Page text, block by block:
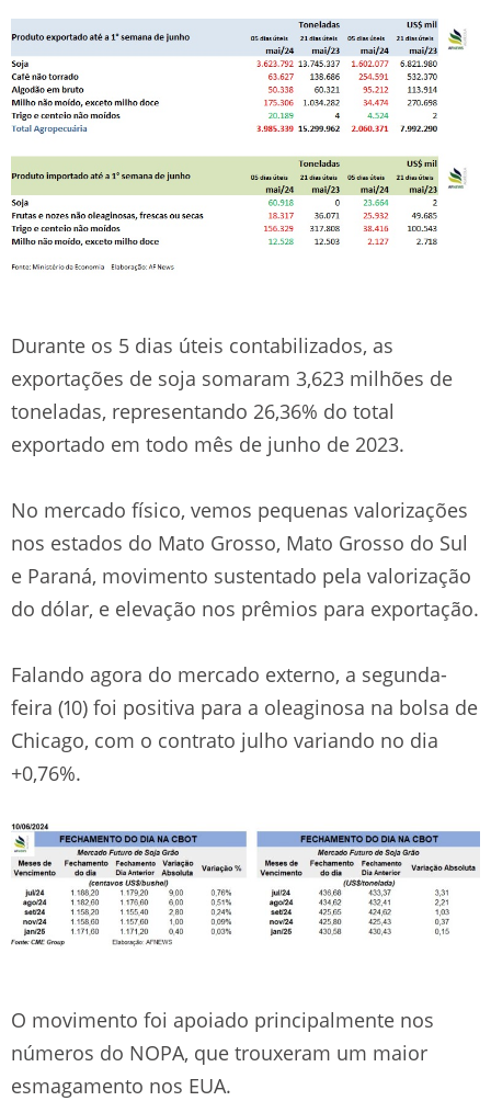
Durante os 5 dias úteis contabilizados, as
exportações de soja somaram 3,623 milhões de
toneladas, representando 26,36% do total
exportado em todo mês de junho de 2023.
No mercado físico, vemos pequenas valorizações
nos estados do Mato Grosso, Mato Grosso do Sul
e Paraná, movimento sustentado pela valorização
do dólar, e elevação nos prêmios para exportação.
Falando agora do mercado externo, a segunda-
feira (10) foi positiva para a oleaginosa na bolsa de
Chicago, com o contrato julho variando no dia
+0,76%.
O movimento foi apoiado principalmente nos
números do NOPA, que trouxeram um maior
esmagamento nos EUA.